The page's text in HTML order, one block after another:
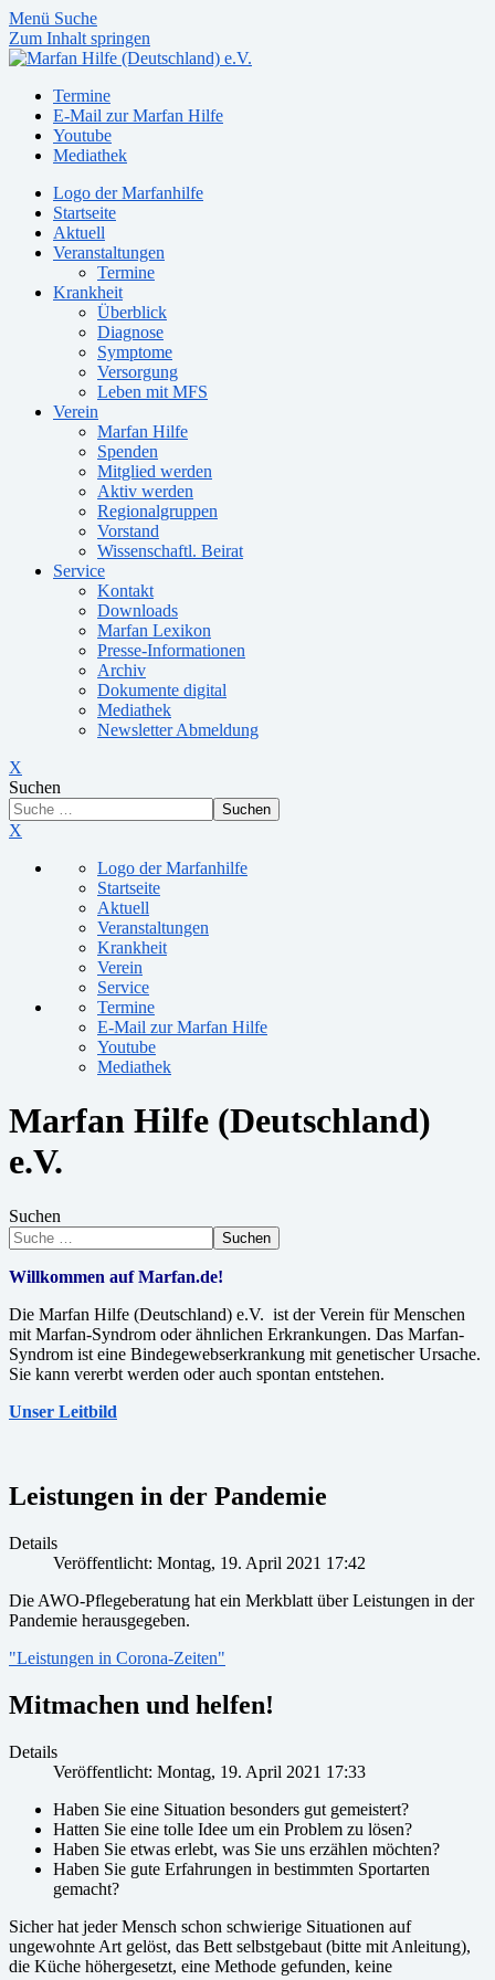
Menü Suche
Zum Inhalt springen
Termine
E-Mail zur Marfan Hilfe
Youtube
Mediathek
Logo der Marfanhilfe
Startseite
Aktuell
Veranstaltungen
Termine
Krankheit
Überblick
Diagnose
Symptome
Versorgung
Leben mit MFS
Verein
Marfan Hilfe
Spenden
Mitglied werden
Aktiv werden
Regionalgruppen
Vorstand
Wissenschaftl. Beirat
Service
Kontakt
Downloads
Marfan Lexikon
Presse-Informationen
Archiv
Dokumente digital
Mediathek
Newsletter Abmeldung
X
Suchen
Suchen
X
Logo der Marfanhilfe
Startseite
Aktuell
Veranstaltungen
Krankheit
Verein
Service
Termine
E-Mail zur Marfan Hilfe
Youtube
Mediathek
Marfan Hilfe (Deutschland)
e.V.
Suchen
Suchen
Willkommen auf Marfan.de!
Die Marfan Hilfe (Deutschland) e.V. ist der Verein für Menschen
mit Marfan-Syndrom oder ähnlichen Erkrankungen. Das Marfan-
Syndrom ist eine Bindegewebserkrankung mit genetischer Ursache.
Sie kann vererbt werden oder auch spontan entstehen.
Unser Leitbild
Leistungen in der Pandemie
Details
Veröffentlicht: Montag, 19. April 2021 17:42
Die AWO-Pflegeberatung hat ein Merkblatt über Leistungen in der
Pandemie herausgegeben.
"Leistungen in Corona-Zeiten"
Mitmachen und helfen!
Details
Veröffentlicht: Montag, 19. April 2021 17:33
Haben Sie eine Situation besonders gut gemeistert?
Hatten Sie eine tolle Idee um ein Problem zu lösen?
Haben Sie etwas erlebt, was Sie uns erzählen möchten?
Haben Sie gute Erfahrungen in bestimmten Sportarten
gemacht?
Sicher hat jeder Mensch schon schwierige Situationen auf
ungewohnte Art gelöst, das Bett selbstgebaut (bitte mit Anleitung),
die Küche höhergesetzt, eine Methode gefunden, keine